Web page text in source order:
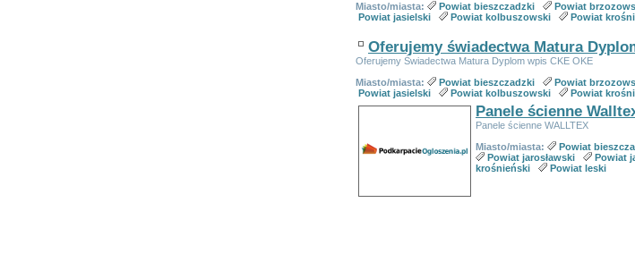
Miasto/miasta:
Powiat bieszczadzki Powiat
Powiat jasielski
Powiat kolbuszowski Powiat
Oferujemy świadectwa Matura
Oferujemy Świadectwa Matura Dyplom wpis CKE OKE
Miasto/miasta:
Powiat bieszczadzki Powiat
Powiat jasielski
Powiat kolbuszowski Powiat
Panele ścienne
Panele ścienne WALLTEX
Miasto/miasta:
Powiat
Powiat jarosławski
Powiat
krośnieński
Powiat leski